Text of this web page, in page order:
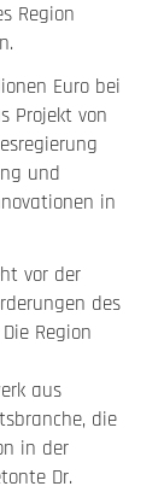
Region
Euro bei
Projekt von
und
in
vor der
des
Region
aus
die
in der
Dr.